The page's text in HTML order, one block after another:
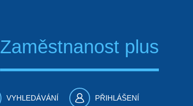
Zaměstnanost plus
VYHLEDÁVÁNÍ PŘIHLÁŠENÍ